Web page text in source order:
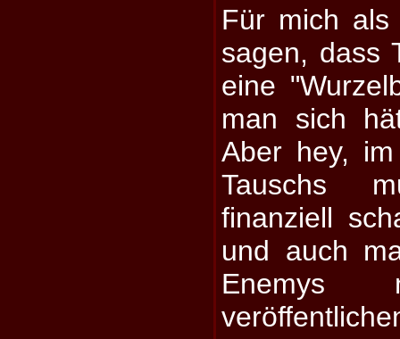
Für mich
sagen, dass
eine
man sich
Aber hey,
Tauschs
finanziell
und auch
Enemys